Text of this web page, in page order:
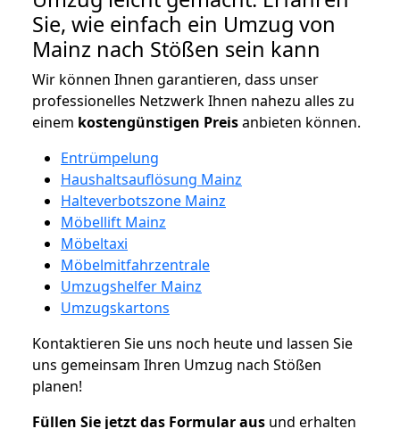
Sie, wie einfach ein Umzug von
Mainz nach Stößen sein kann
Wir können Ihnen garantieren, dass unser
professionelles Netzwerk Ihnen nahezu alles zu
einem kostengünstigen Preisanbieten können.
Entrümpelung
Haushaltsauflösung Mainz
Halteverbotszone Mainz
Möbellift Mainz
Möbeltaxi
Möbelmitfahrzentrale
Umzugshelfer Mainz
Umzugskartons
Kontaktieren Sie uns noch heute und lassen Sie
uns gemeinsam Ihren Umzug nach Stößen
planen!
Füllen Sie jetzt das Formular aus und erhalten